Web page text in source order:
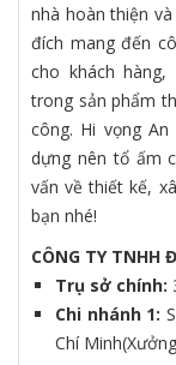
nhà hoàn thiện
đích mang đến
cho khách
trong sản phẩm
công. Hi vọng
dựng nên tổ ấm
vấn về thiết kế,
bạn nhé!
CÔNG TY TNHH
Trụ sở chính:
Chi nhánh 1:
Chí